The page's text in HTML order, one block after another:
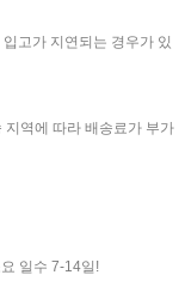
고가 지연되는 경우가 있
역에 따라 배송료가 부가
일수 7-14일!